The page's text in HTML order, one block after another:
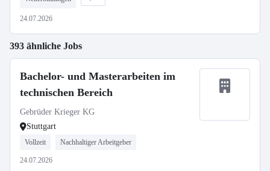
24.07.2026
393 ähnliche Jobs
Bachelor- und Masterarbeiten im
technischen Bereich
Gebrüder Krieger KG
Stuttgart
Vollzeit Nachhaltiger Arbeitgeber
24.07.2026